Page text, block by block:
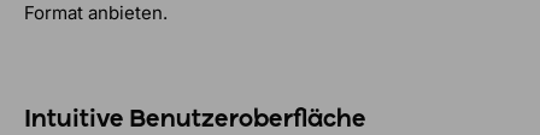
Format anbieten.
Intuitive Benutzeroberfläche